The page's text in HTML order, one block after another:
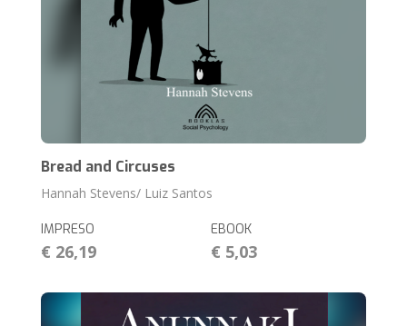
Bread and Circuses
Hannah Stevens/ Luiz Santos
IMPRESO
€ 26,19
EBOOK
€ 5,03